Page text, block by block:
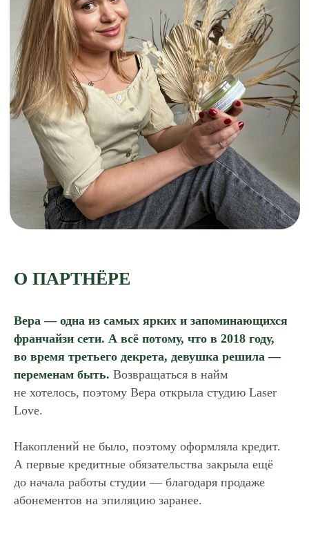
О ПАРТНЁРЕ
Вера — одна из самых ярких и запоминающихся
франчайзи сети. А всё потому, что в 2018 году,
во время третьего декрета, девушка решила —
переменам быть. Возвращаться в найм
не хотелось, поэтому Вера открыла студию Laser
Love.
Накоплений не было, поэтому оформляла кредит.
А первые кредитные обязательства закрыла ещё
до начала работы студии — благодаря продаже
абонементов на эпиляцию заранее.